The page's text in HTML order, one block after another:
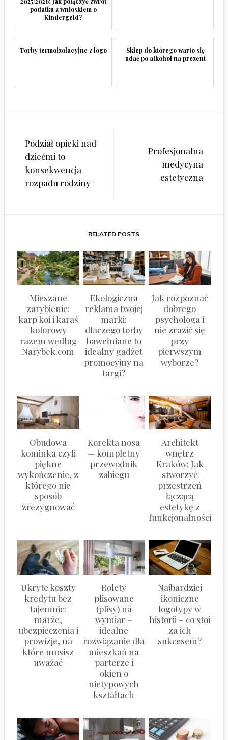
podatku z wnioskiem o
Kindergeld?
Torby termoizolacyjne z logo
Sklep do którego warto się
udać po alkohol na prezent
Nawigacja
wpisu
Podział opieki nad
dziećmi to
konsekwencja
rozpadu rodziny
Profesjonalna
medycyna
estetyczna
RELATED POSTS
Mieszane
zarybienie:
karp koi i karaś
kolorowy
razem według
Narybek.com
Ekologiczna
reklama twojej
marki:
dlaczego torby
bawełniane to
idealny gadżet
promocyjny na
targi?
Jak rozpoznać
dobrego
psychologa i
nie zrazić się
przy
pierwszym
wyborze?
Obudowa
kominka czyli
piękne
wykończenie, z
którego nie
sposób
zrezygnować
Korekta nosa
— kompletny
przewodnik
zabiegu
Architekt
wnętrz
Kraków: Jak
stworzyć
przestrzeń
łączącą
estetykę z
funkcjonalnością?
Ukryte koszty
kredytu bez
tajemnic:
marże,
ubezpieczenia i
prowizje, na
które musisz
uważać
Rolety
plisowane
(plisy) na
wymiar –
idealne
rozwiązanie dla
mieszkań na
parterze i
okien o
nietypowych
kształtach
Najbardziej
ikoniczne
logotypy w
historii – co stoi
za ich
sukcesem?